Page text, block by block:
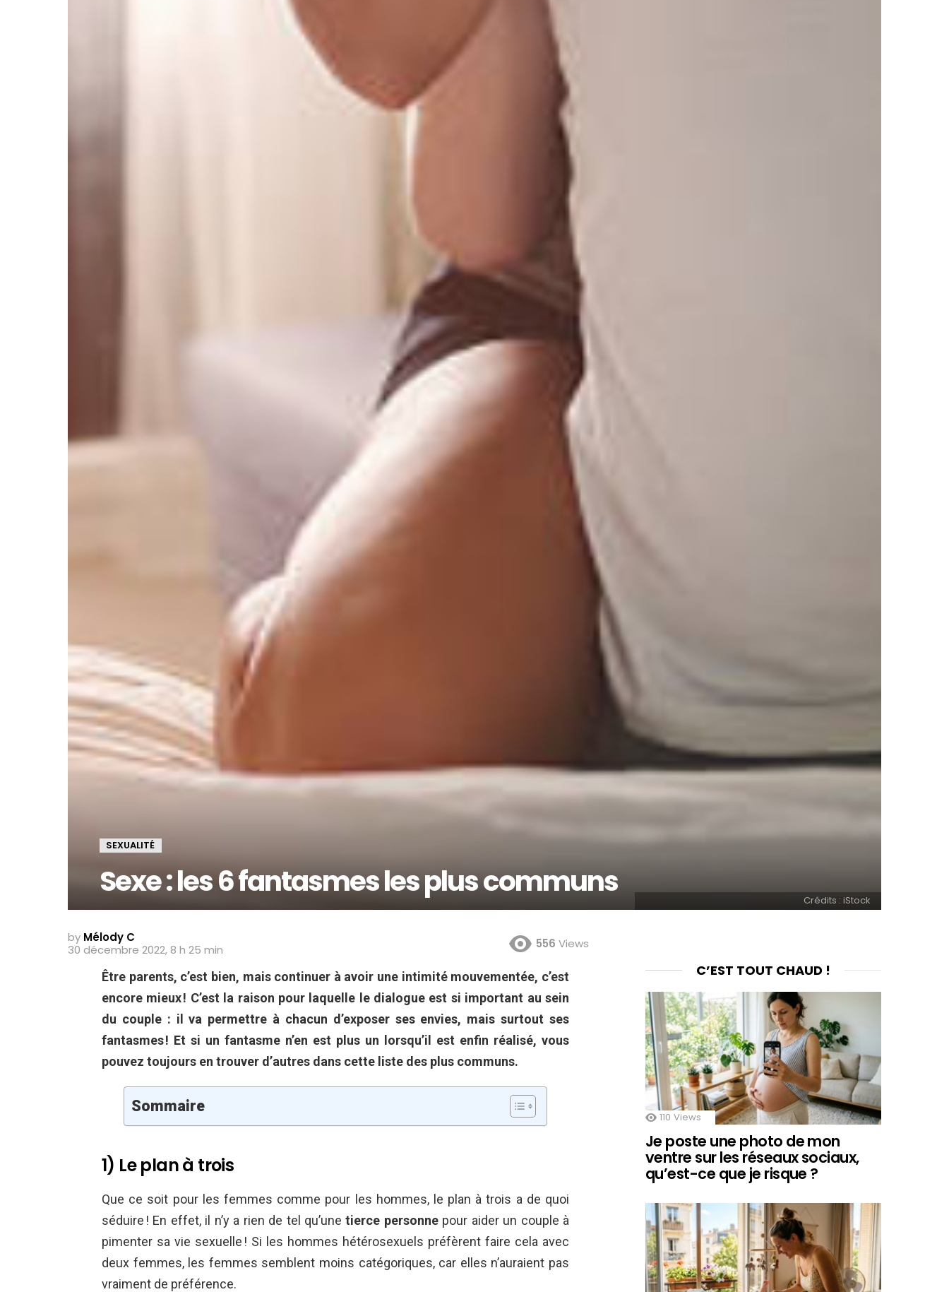
SEXUALITÉ
Sexe : les 6 fantasmes les plus communs
Crédits : iStock
by Mélody C
30 décembre 2022, 8 h 25 min
556 Views
Être parents, c’est bien, mais continuer à avoir une intimité mouvementée, c’est
encore mieux ! C’est la raison pour laquelle le dialogue est si important au sein
du couple : il va permettre à chacun d’exposer ses envies, mais surtout ses
fantasmes ! Et si un fantasme n’en est plus un lorsqu’il est enfin réalisé, vous
pouvez toujours en trouver d’autres dans cette liste des plus communs.
Sommaire
1) Le plan à trois
Que ce soit pour les femmes comme pour les hommes, le plan à trois a de quoi
séduire ! En effet, il n’y a rien de tel qu’unetierce personnepour aider un couple à
pimenter sa vie sexuelle ! Si les hommes hétérosexuels préfèrent faire cela avec
deux femmes, les femmes semblent moins catégoriques, car elles n’auraient pas
vraiment de préférence.
C’EST TOUT CHAUD !
110 Views
Je poste une photo de mon
ventre sur les réseaux sociaux,
qu’est-ce que je risque ?